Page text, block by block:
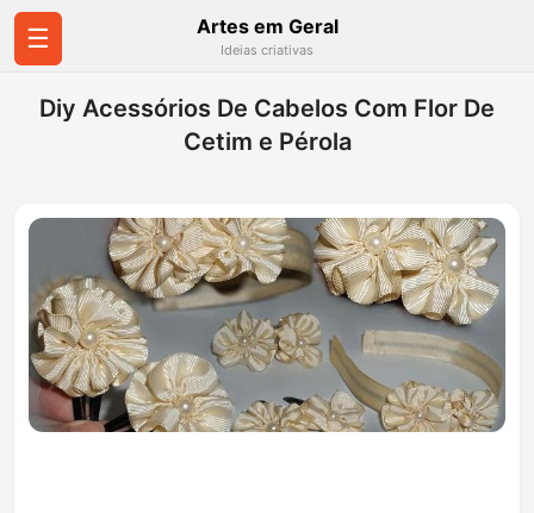
☰ Artes em Geral
Ideias criativas
Diy Acessórios De Cabelos Com Flor De
Cetim e Pérola